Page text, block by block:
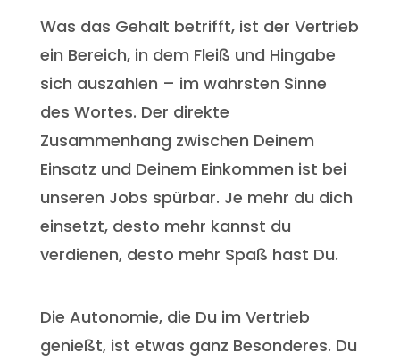
Was das Gehalt betrifft, ist der Vertrieb
ein Bereich, in dem Fleiß und Hingabe
sich auszahlen – im wahrsten Sinne
des Wortes. Der direkte
Zusammenhang zwischen Deinem
Einsatz und Deinem Einkommen ist bei
unseren Jobs spürbar. Je mehr du dich
einsetzt, desto mehr kannst du
verdienen, desto mehr Spaß hast Du.
Die Autonomie, die Du im Vertrieb
genießt, ist etwas ganz Besonderes. Du